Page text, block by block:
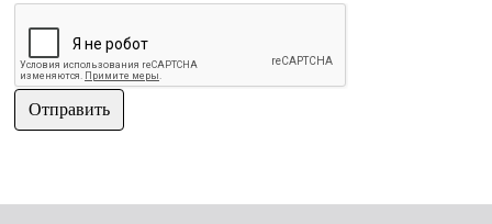
Отправить